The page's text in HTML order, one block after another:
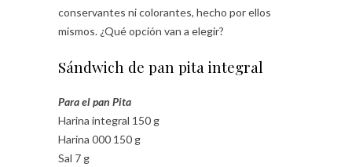
conservantes ni colorantes, hecho por ellos
mismos. ¿Qué opción van a elegir?
Sándwich de pan pita integral
Para el pan Pita
Harina integral 150 g
Harina 000 150 g
Sal 7 g